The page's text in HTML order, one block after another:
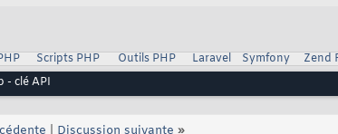
Scripts PHP Outils PHP Laravel Symfony
Zend
- clé API